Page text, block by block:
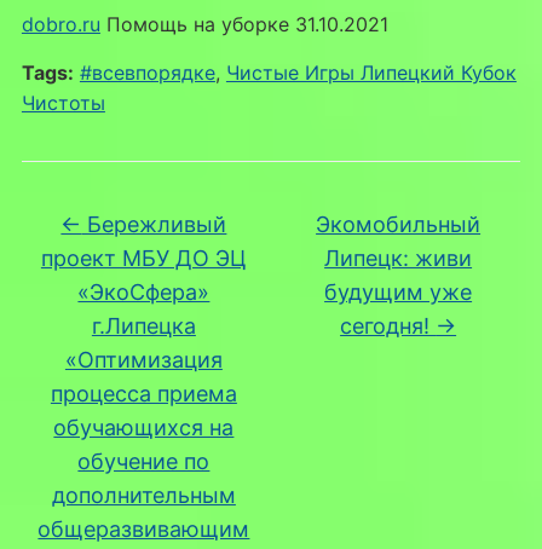
dobro.ru Помощь на уборке 31.10.2021
Tags: #всевпорядке, Чистые Игры Липецкий Кубок
Чистоты
← Бережливый
проект МБУ ДО ЭЦ
«ЭкоСфера»
г.Липецка
«Оптимизация
процесса приема
обучающихся на
обучение по
дополнительным
общеразвивающим
Экомобильный
Липецк: живи
будущим уже
сегодня! →